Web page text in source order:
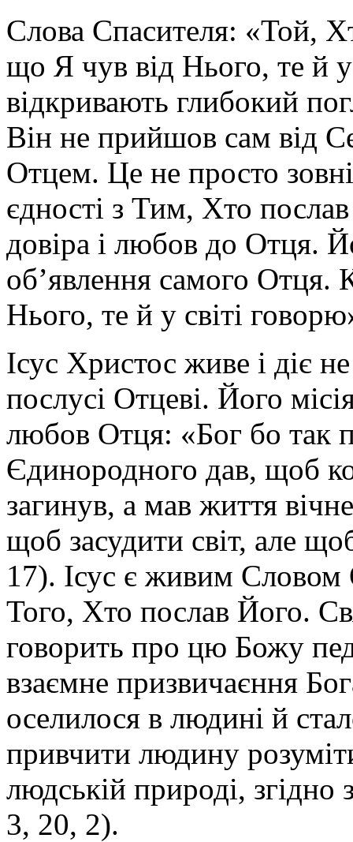
Слова Спасителя: «Той,
що Я чув від Нього, те й
відкривають глибокий
Він не прийшов сам від
Отцем. Це не просто
єдності з Тим, Хто
довіра і любов до Отця.
об’явлення самого
Нього, те й у світі
Ісус Христос живе і діє
послусі Отцеві. Його
любов Отця: «Бог бо так
Єдинородного дав, щоб
загинув, а мав життя
щоб засудити світ, але
17). Ісус є живим
Того, Хто послав Його.
говорить про цю Божу
взаємне призвичаєння
оселилося в людині й
привчити людину
людській природі,
3, 20, 2).